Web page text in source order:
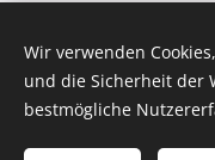
...
Wir verwenden
und die Sicherheit der
bestmögliche